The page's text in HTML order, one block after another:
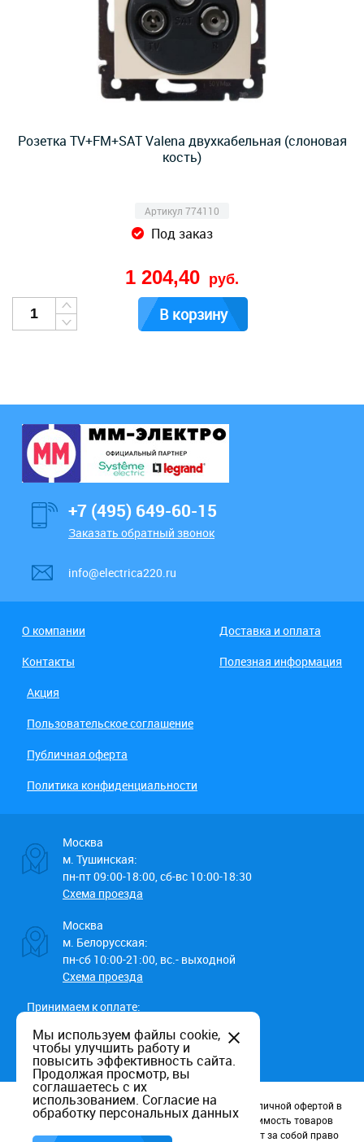
Розетка TV+FM+SAT Valena двухкабельная (слоновая
кость)
Артикул 774110
Под заказ
1 204,40 руб.
В корзину
+7 (495) 649-60-15
Заказать обратный звонок
info@electrica220.ru
О компании
Доставка и оплата
Контакты
Полезная информация
Акция
Пользовательское соглашение
Публичная оферта
Политика конфиденциальности
Москва
м. Тушинская:
пн-пт 09:00-18:00, сб-вс 10:00-18:30
Схема проезда
Москва
м. Белорусская:
пн-сб 10:00-21:00, вс.- выходной
Схема проезда
Принимаем к оплате:
Данный информационный ресурс не является публичной офертой в
соотв. со статьей 437 (п.2) ГК РФ. Наличие и стоимость товаров
уточняйте по телефону. Производители оставляют за собой право
Мы используем файлы cookie,
чтобы улучшить работу и
повысить эффективность сайта.
Продолжая просмотр, вы
соглашаетесь с их
использованием. Согласие на
обработку персональных данных